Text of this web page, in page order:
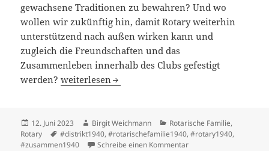
gewachsene Traditionen zu bewahren? Und wo
wollen wir zukünftig hin, damit Rotary weiterhin
unterstützend nach außen wirken kann und
zugleich die Freundschaften und das
Zusammenleben innerhalb des Clubs gefestigt
werden?Strategieworkshop mit Distrikts-Unterstützung
weiterlesen
Veröffentlicht
am
12. Juni 2023 Autor
Birgit Weichmann Kategorien
Rotarische Familie,
Rotary
Schlagwörter
#distrikt1940,#rotarischefamilie1940,#rotary1940,
#zusammen1940
Schreibe einen Kommentarzu Strategieworkshop